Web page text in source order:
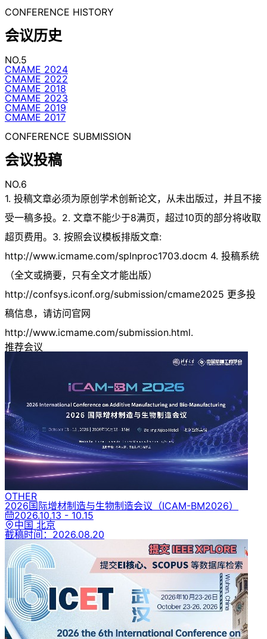
CONFERENCE HISTORY
会议历史
NO.5
CMAME 2024
CMAME 2022
CMAME 2018
CMAME 2023
CMAME 2019
CMAME 2017
CONFERENCE SUBMISSION
会议投稿
NO.6
1. 投稿文章必须为原创学术创新论文，从未出版过，并且不接
受一稿多投。2. 文章不能少于8满页，超过10页的部分将收取
超页费用。3. 按照会议模板排版文章:
http://www.icmame.com/splnproc1703.docm 4. 投稿系统
（全文或摘要，只有全文才能出版）
http://confsys.iconf.org/submission/cmame2025 更多投
稿信息，请访问官网
http://www.icmame.com/submission.html.
推荐会议
OTHER
2026国际增材制造与生物制造会议 （ICAM-BM2026）
2026.10.13 - 10.15
中国 北京
截稿时间： 2026.08.20